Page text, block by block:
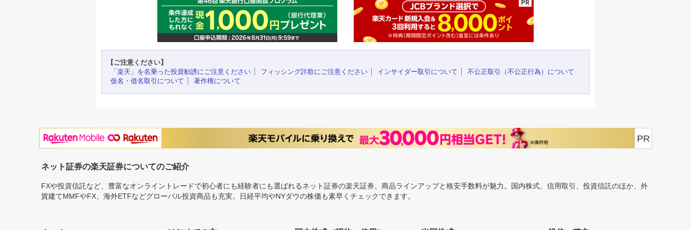
【ご注意ください】
「楽天」を名乗った投資勧誘にご注意ください
フィッシング詐欺にご注意ください インサイダー取引について
不公正取引（不公正行為）について
仮名・借名取引について
著作権について
PR
ネット証券の楽天証券についてのご紹介
FXや投資信託など、豊富なオンライントレードで初心者にも経験者にも選ばれるネット証券の楽天証券。商品ラインアップと格安手数料が魅力。国内株式、信用取引、投資信託のほか、外
貨建てMMFやFX、海外ETFなどグローバル投資商品も充実。日経平均やNYダウの株価も素早くチェックできます。